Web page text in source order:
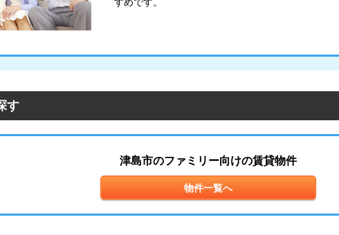
す
津島市のファミリー向けの賃貸物件
物件一覧へ